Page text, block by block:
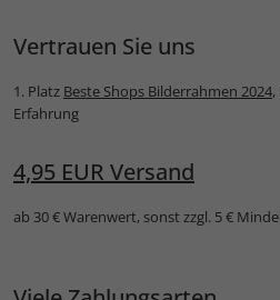
Vertrauen Sie uns
1. Platz Beste Shops Bilderrahmen 2024,
Erfahrung
4,95 EUR Versand
ab 30 € Warenwert, sonst zzgl. 5 €